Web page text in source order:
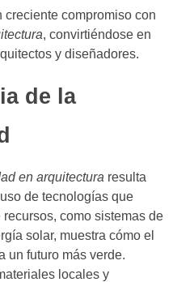
creciente compromiso con
, convirtiéndose en
y diseñadores.
de la
en arquitectura resulta
de tecnologías que
como sistemas de
solar, muestra cómo el
un futuro más verde.
locales y